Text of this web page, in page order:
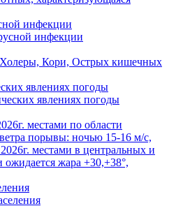
инфекции
Кори, Острых кишечных
явлениях погоды
местами по области
порывы: ночью 15-16 м/с,
местами в центральных и
ожидается жара +30,+38°,